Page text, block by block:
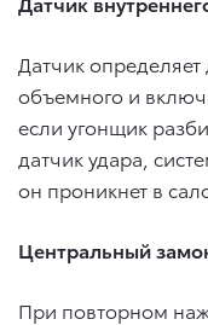
Датчик
объемного и
если угонщик
датчик удара,
он проникнет в
Центральный
При повторном